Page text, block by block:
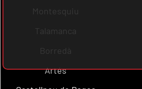
Montesquiu
Talamanca
Borredà
Artés